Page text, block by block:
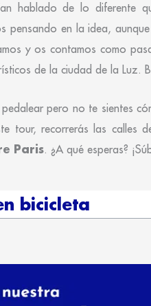
hablado de lo diferente
pensando en la idea,
y os contamos como
de la ciudad de la
pedalear pero no te sientes
tour, recorrerás las calles
Paris. ¿A qué esperas?
bicicleta